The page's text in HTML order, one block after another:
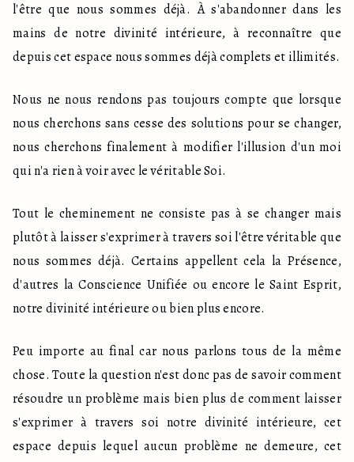
l'être que nous sommes déjà. À s'abandonner dans les
mains de notre divinité intérieure, à reconnaître que
depuis cet espace nous sommes déjà complets et illimités.
Nous ne nous rendons pas toujours compte que lorsque
nous cherchons sans cesse des solutions pour se changer,
nous cherchons finalement à modifier l'illusion d'un moi
qui n'a rien à voir avec le véritable Soi.
Tout le cheminement ne consiste pas à se changer mais
plutôt à laisser s'exprimer à travers soi l'être véritable que
nous sommes déjà. Certains appellent cela la Présence,
d'autres la Conscience Unifiée ou encore le Saint Esprit,
notre divinité intérieure ou bien plus encore.
Peu importe au final car nous parlons tous de la même
chose. Toute la question n'est donc pas de savoir comment
résoudre un problème mais bien plus de comment laisser
s'exprimer à travers soi notre divinité intérieure, cet
espace depuis lequel aucun problème ne demeure, cet